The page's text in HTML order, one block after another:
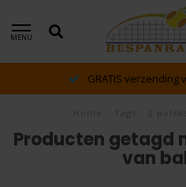
MENU
GRATIS verzending
Producten getagd
van